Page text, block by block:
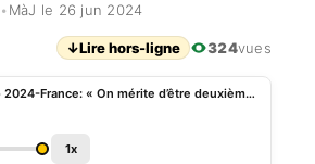
• MàJ le 26 jun 2024
↓Lire hors-ligne 324vues
Euro 2024-France: « On mérite d’être deuxième », Didier Deschamps
1x